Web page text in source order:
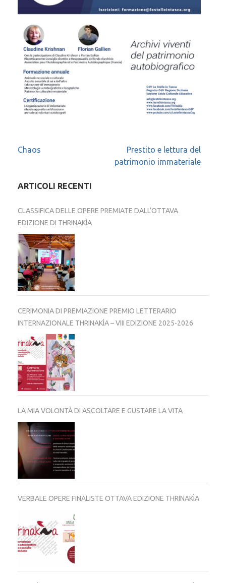
Navigazione
Chaos
Prestito e lettura del
patrimonio immateriale
ARTICOLI RECENTI
CLASSIFICA DELLE OPERE PREMIATE DALL’OTTAVA
EDIZIONE DI THRINAKÌA
CERIMONIA DI PREMIAZIONE PREMIO LETTERARIO
INTERNAZIONALE THRINAKÌA – VIII EDIZIONE 2025-2026
LA MIA VOLONTÀ DI ASCOLTARE E GUSTARE LA VITA
VERBALE OPERE FINALISTE OTTAVA EDIZIONE THRINAKÌA